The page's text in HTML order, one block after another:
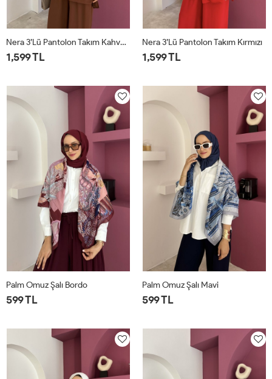
Nera 3’lü Pantolon Takım Kahverengi
1,599 TL
Nera 3’lü Pantolon Takım Kırmızı
1,599 TL
Palm Omuz Şalı Bordo
599 TL
Palm Omuz Şalı Mavi
599 TL